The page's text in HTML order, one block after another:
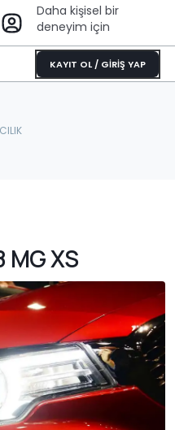
Daha kişisel bir
deneyim için
KAYIT OL / GİRİŞ YAP
XS